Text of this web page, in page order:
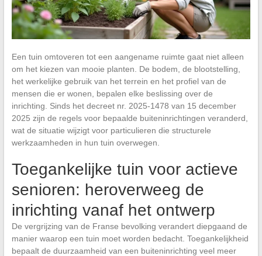
Een tuin omtoveren tot een aangename ruimte gaat niet alleen
om het kiezen van mooie planten. De bodem, de blootstelling,
het werkelijke gebruik van het terrein en het profiel van de
mensen die er wonen, bepalen elke beslissing over de
inrichting. Sinds het decreet nr. 2025-1478 van 15 december
2025 zijn de regels voor bepaalde buiteninrichtingen veranderd,
wat de situatie wijzigt voor particulieren die structurele
werkzaamheden in hun tuin overwegen.
Toegankelijke tuin voor actieve
senioren: heroverweeg de
inrichting vanaf het ontwerp
De vergrijzing van de Franse bevolking verandert diepgaand de
manier waarop een tuin moet worden bedacht. Toegankelijkheid
bepaalt de duurzaamheid van een buiteninrichting veel meer